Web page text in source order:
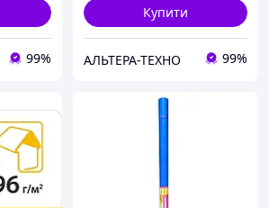
99%
Купити
АЛЬТЕРА-ТЕХНО 99%